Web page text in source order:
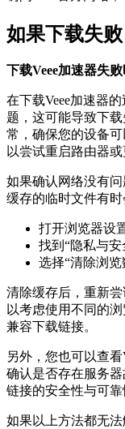
如果下载失
下载Veee加速器失
在下载Veee加速器
题，这可能导致下
常，确保您的设备
以尝试重启路由器或
如果确认网络没有
缓存的临时文件有
打开浏览器设
找到“隐私与安
选择“清除浏览
清除缓存后，重新
以考虑使用不同的
兼容下载链接。
另外，您也可以查看
确认是否存在服务
链接的安全性与可靠
如果以上方法都无